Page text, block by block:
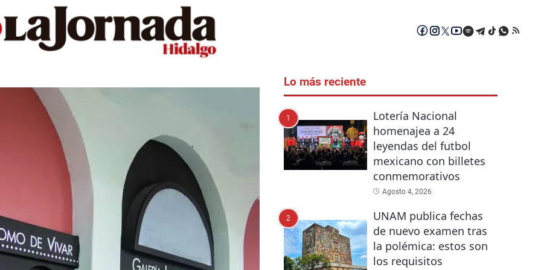
Lo más reciente
1
Lotería Nacional
homenajea a 24
leyendas del futbol
mexicano con billetes
conmemorativos
Agosto 4, 2026
2
UNAM publica fechas
de nuevo examen tras
la polémica: estos son
los requisitos